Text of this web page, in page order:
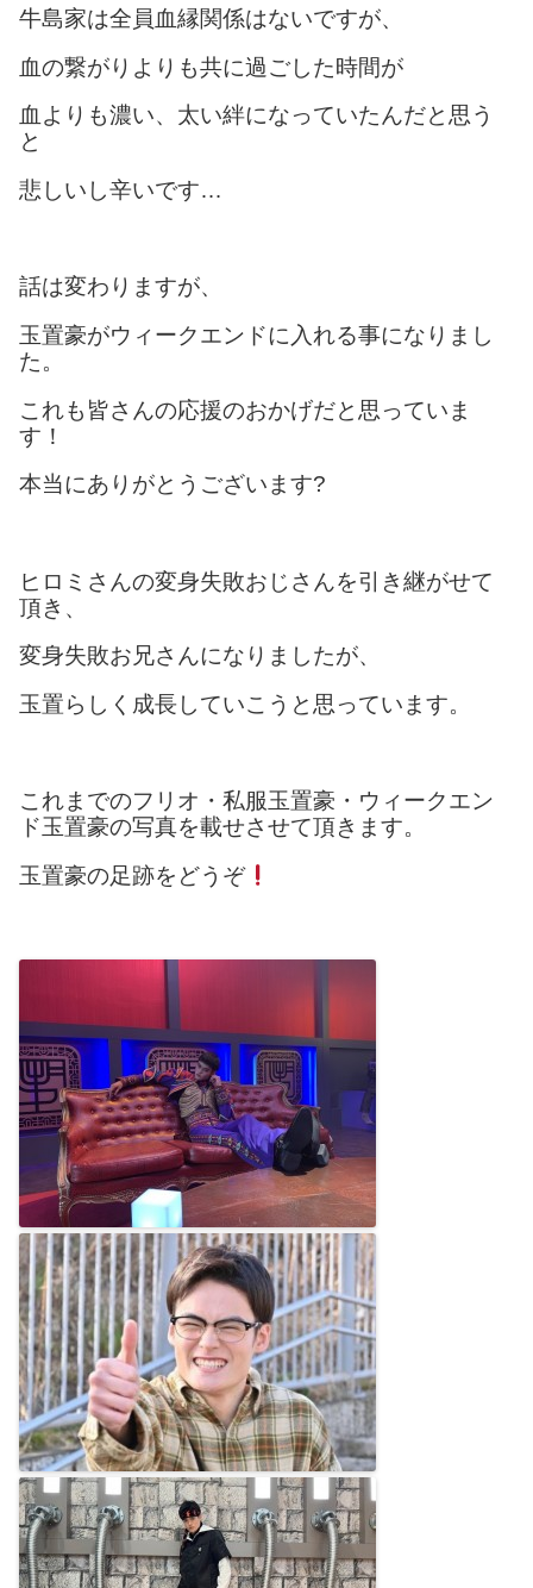
牛島家は全員血縁関係はないですが、
血の繋がりよりも共に過ごした時間が
血よりも濃い、太い絆になっていたんだと思う
と
悲しいし辛いです…
話は変わりますが、
玉置豪がウィークエンドに入れる事になりまし
た。
これも皆さんの応援のおかげだと思っていま
す！
本当にありがとうございます?
ヒロミさんの変身失敗おじさんを引き継がせて
頂き、
変身失敗お兄さんになりましたが、
玉置らしく成長していこうと思っています。
これまでのフリオ・私服玉置豪・ウィークエン
ド玉置豪の写真を載せさせて頂きます。
玉置豪の足跡をどうぞ